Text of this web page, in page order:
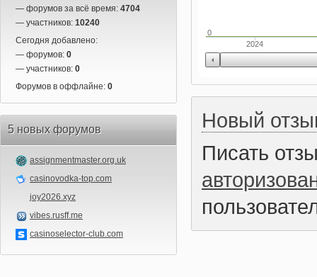
— форумов за всё время: 4704
— участников: 10240
Сегодня добавлено:
— форумов: 0
— участников: 0
Форумов в оффлайне: 0
5 новых форумов
assignmentmaster.org.uk
casinovodka-top.com
joy2026.xyz
vibes.rusff.me
casinoselector-club.com
2024
0
Новый
Писать